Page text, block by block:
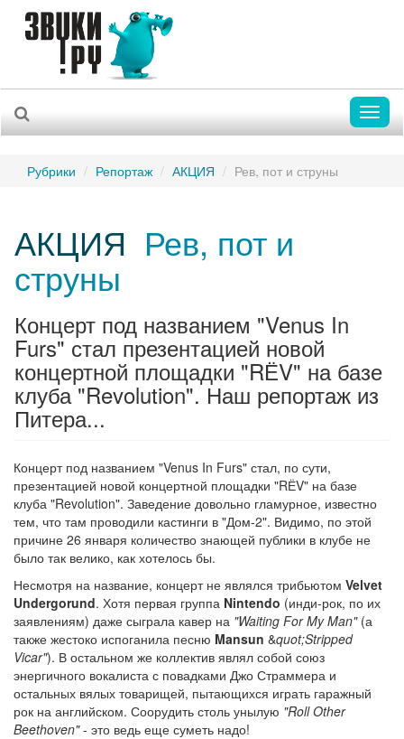
Рубрики Репортаж АКЦИЯ Рев, пот и струны
АКЦИЯ Рев, пот и
струны
Концерт под названием "Venus In
Furs" стал презентацией новой
концертной площадки "RЁV" на базе
клуба "Revolution". Наш репортаж из
Питера...
Концерт под названием "Venus In Furs" стал, по сути,
презентацией новой концертной площадки "RЁV" на базе
клуба "Revolution". Заведение довольно гламурное, известно
тем, что там проводили кастинги в "Дом-2". Видимо, по этой
причине 26 января количество знающей публики в клубе не
было так велико, как хотелось бы.
Несмотря на название, концерт не являлся трибьютом Velvet
Undergorund. Хотя первая группа Nintendo (инди-рок, по их
заявлениям) даже сыграла кавер на "Waiting For My Man"(а
также жестоко испоганила песню Mansun &quot;Stripped
Vicar"). В остальном же коллектив являл собой союз
энергичного вокалиста с повадками Джо Страммера и
остальных вялых товарищей, пытающихся играть гаражный
рок на английском. Соорудить столь унылую "Roll Other
Beethoven"- это ведь еще суметь надо!